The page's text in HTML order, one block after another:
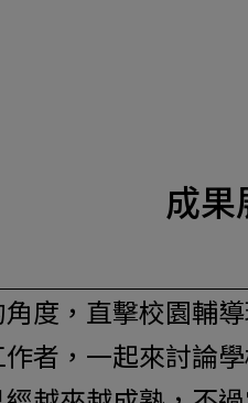
成果
度，直擊校園輔
者，一起來討論